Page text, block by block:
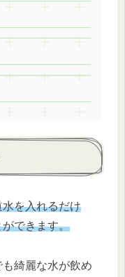
を入れるだけ
できます。
綺麗な水が飲め